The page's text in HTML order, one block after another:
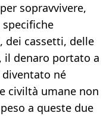
sopravvivere,
dei cassetti, delle
il denaro portato a
né
civiltà umane non
a queste due